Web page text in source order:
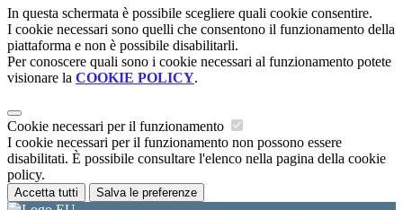
In questa schermata è possibile scegliere quali cookie consentire.
I cookie necessari sono quelli che consentono il funzionamento della
piattaforma e non è possibile disabilitarli.
Per conoscere quali sono i cookie necessari al funzionamento potete
visionare la COOKIE POLICY.
Cookie necessari per il funzionamento
I cookie necessari per il funzionamento non possono essere
disabilitati. È possibile consultare l'elenco nella pagina della cookie
policy.
Accetta tutti Salva le preferenze